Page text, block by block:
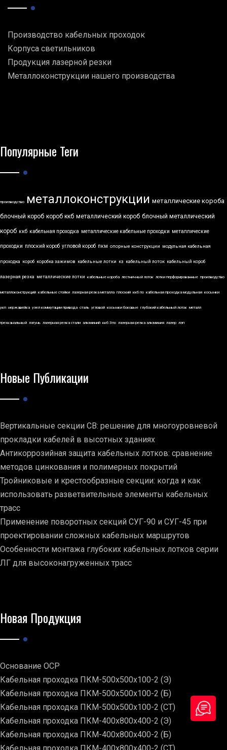
Производство кабельных проходок
Корпуса светильников
Продукция лазерной резки
Металлоконструкции нашего производства
Популярные Теги
производство металлоконструкции металлические короба
блочный короб короб ккб металлический короб блочный металлический
короб ккб кабельная проходка металлические кабельные проходки металлические
проходки плоский короб угловой короб пкм опорные конструкции модульная кабельная
проходка короб коробка зажимов кабельные лотки кз кабельный лоток кабельный короб
лазерная резка металлические лотки кабельные короба лестничный лоток лотки перфорированные производство
металлоконструкций кабельные стойки лазерная резка металла плоский ккб по кабельная проходка модульная косынки
укп нержавейка узел коммутации привода сталь угловой косынки боковые глубокий кабельный лоток металл
трехканальный латунь лазерная резка стали алюминий ккб 3по лазерная резка алюминия лазер лэп
Новые Публикации
Вертикальные секции СВ: решение для многоуровневой
прокладки кабелей в высотных зданиях
Антикоррозийная защита кабельных лотков: сравнение
методов цинкования и полимерных покрытий
Тройниковые и крестообразные секции: когда и как
использовать разветвительные элементы кабельных
трасс
Применение поворотных секций СУГ-90 и СУГ-45 при
проектировании сложных кабельных маршрутов
Особенности монтажа глубоких кабельных лотков серии
ЛГ для высоконагруженных трасс
Новая Продукция
Основание ОСР
Кабельная проходка ПКМ-500х500х100-2 (Э)
Кабельная проходка ПКМ-500х500х100-2 (Б)
Кабельная проходка ПКМ-500х500х100-2 (СТ)
Кабельная проходка ПКМ-400х800х400-2 (Э)
Кабельная проходка ПКМ-400х800х400-2 (Б)